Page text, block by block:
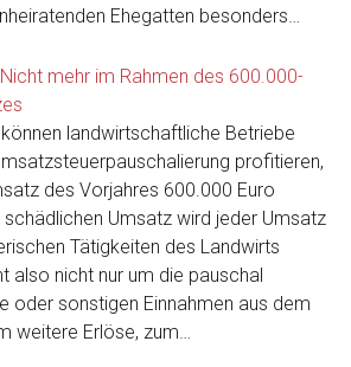
Ehegatten besonders…
mehr im Rahmen des 600.000-
landwirtschaftliche Betriebe
profitieren,
des Vorjahres 600.000 Euro
Umsatz wird jeder Umsatz
Tätigkeiten des Landwirts
also nicht nur um die pauschal
oder sonstigen Einnahmen aus dem
weitere Erlöse, zum…